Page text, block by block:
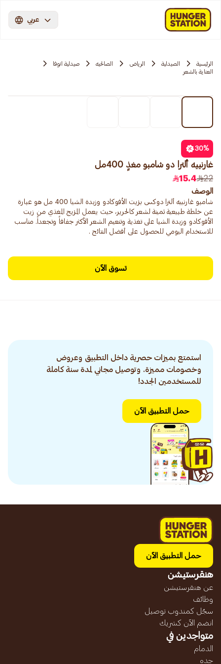
عربي
الرئيسية الصيدلية الرياض الصالحيه
صيدلية انوفا
العناية بالشعر
30%
غارنييه ألترا دو شامبو مغذٍ 400مل
22
15.4
الوصف
شامبو غارنييه ألترا دوكس بزيت الأفوكادو وزبدة الشيا 400 مل هو عبارة
عن خلطة طبيعية ثمينة لشعر كالحرير، حيث يعمل المزيج المغذي من زيت
الأفوكادو وزبدة الشيا على تغذية وتنعيم الشعر الأكثر جفافاً وتجعداً. مناسب
للاستخدام اليومي للحصول على أفضل النتائج .
تسوق الآن
استمتع بميزات حصرية داخل التطبيق وعروض
وخصومات مميزة. وتوصيل مجاني لمدة سنة كاملة
للمستخدمين الجدد!
حمل التطبيق الآن
حمل التطبيق الآن
هنقرستيشن
عن هنقرستيشن
وظائف
سجّل كمندوب توصيل
انضم الآن كشريك
متواجدين في
الدمام
جده